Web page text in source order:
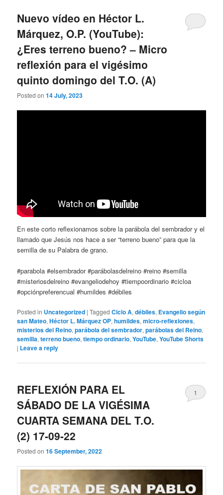
Nuevo vídeo en Héctor L.
Márquez, O.P. (YouTube):
¿Eres terreno bueno? – Micro
reflexión para el vigésimo
quinto domingo del T.O. (A)
Posted on14 July, 2023
En este corto reflexionamos sobre la parábola del sembrador y el
llamado que Jesús nos hace a ser “terreno bueno” para que la
semilla de su Palabra de grano.
#parabola #elsembrador #parábolasdelreino #reino #semilla
#misteriosdelreino #evangeliodehoy #tiempoordinario #cicloa
#opciónpreferencual #humildes #débiles
Posted in Uncategorized |Tagged Ciclo A,débiles, Evangelio según
san Mateo,Héctor L. Márquez OP,humildes,micro-reflexiones,
misterios del Reino,parábola del sembrador,parábolas del Reino,
semilla,terreno bueno,tiempo ordinario,YouTube,YouTube Shorts
| Leave a reply
REFLEXIÓN PARA EL
SÁBADO DE LA VIGÉSIMA
CUARTA SEMANA DEL T.O.
(2) 17-09-22
Posted on16 September, 2022
1